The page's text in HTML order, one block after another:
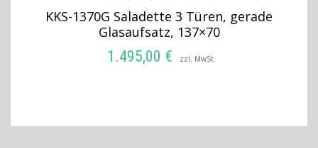
KKS-1370G Saladette 3 Türen, gerade
Glasaufsatz, 137×70
1.495,00 € zzl. MwSt.